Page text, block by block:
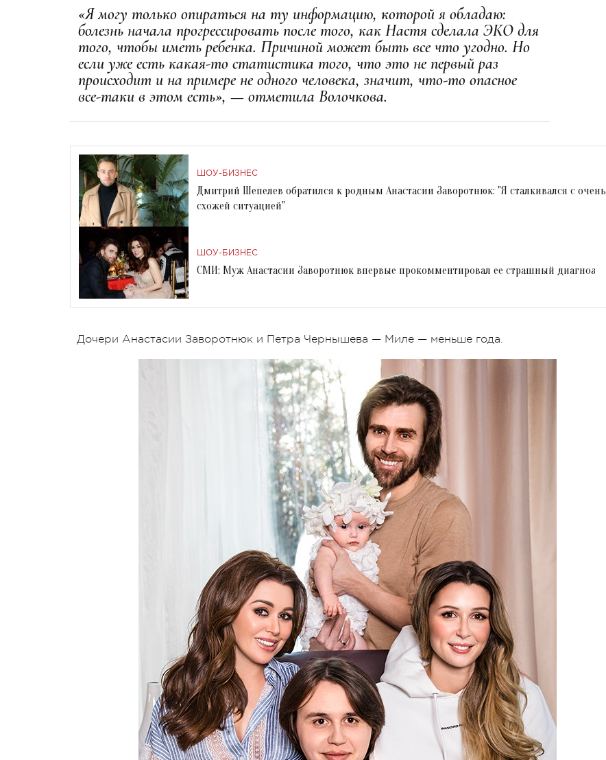
«Я могу только опираться на ту информацию, которой я обладаю:
болезнь начала прогрессировать после того, как Настя сделала ЭКО для
того, чтобы иметь ребенка. Причиной может быть все что угодно. Но
если уже есть какая-то статистика того, что это не первый раз
происходит и на примере не одного человека, значит, что-то опасное
все-таки в этом есть», — отметила Волочкова.
ШОУ-БИЗНЕС
Дмитрий Шепелев обратился к родным Анастасии Заворотнюк: "Я сталкивался с очень
схожей ситуацией"
ШОУ-БИЗНЕС
СМИ: Муж Анастасии Заворотнюк впервые прокомментировал ее страшный диагноз
Дочери Анастасии Заворотнюк и Петра Чернышева — Миле — меньше года.